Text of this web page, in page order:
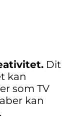
Dit
kan
som TV
kan